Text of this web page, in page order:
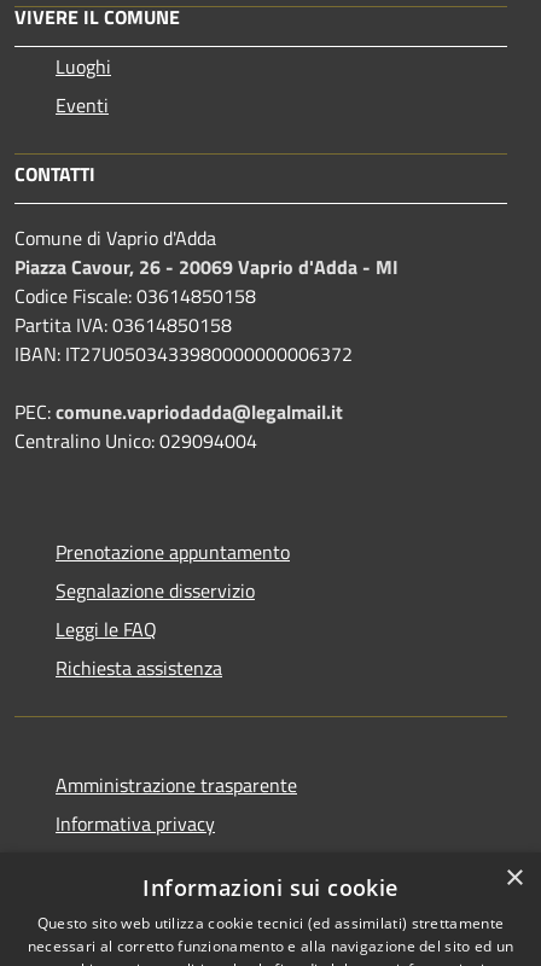
VIVERE IL COMUNE
Luoghi
Eventi
CONTATTI
Comune di Vaprio d'Adda
Piazza Cavour, 26 - 20069 Vaprio d'Adda - MI
Codice Fiscale: 03614850158
Partita IVA: 03614850158
IBAN: IT27U0503433980000000006372
PEC:comune.vapriodadda@legalmail.it
Centralino Unico: 029094004
Prenotazione appuntamento
Segnalazione disservizio
Leggi le FAQ
Richiesta assistenza
Amministrazione trasparente
Informativa privacy
Dichiarazione di accessibilità
×
Informazioni sui cookie
Questo sito web utilizza cookie tecnici (ed assimilati) strettamente
necessari al corretto funzionamento e alla navigazione del sito ed un